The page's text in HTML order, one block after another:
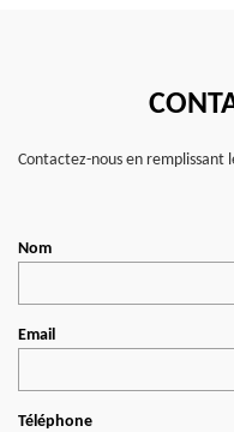
Contactez-nous en remplissant
Nom
Email
Téléphone